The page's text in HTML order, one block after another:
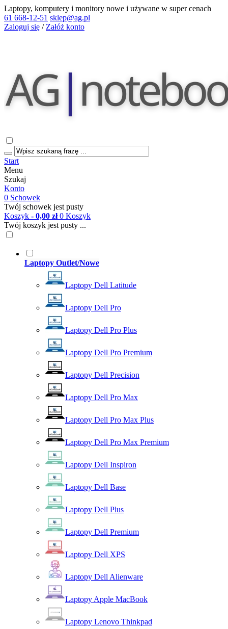
Laptopy, komputery i monitory nowe i używane w super cenach
61 668-12-51 sklep@ag.pl
Zaloguj się / Załóż konto
Start
Menu
Szukaj
Konto
0 Schowek
Twój schowek jest pusty
Koszyk - 0,00 zł 0 Koszyk
Twój koszyk jest pusty ...
Laptopy Outlet/Nowe
Laptopy Dell Latitude
Laptopy Dell Pro
Laptopy Dell Pro Plus
Laptopy Dell Pro Premium
Laptopy Dell Precision
Laptopy Dell Pro Max
Laptopy Dell Pro Max Plus
Laptopy Dell Pro Max Premium
Laptopy Dell Inspiron
Laptopy Dell Base
Laptopy Dell Plus
Laptopy Dell Premium
Laptopy Dell XPS
Laptopy Dell Alienware
Laptopy Apple MacBook
Laptopy Lenovo Thinkpad